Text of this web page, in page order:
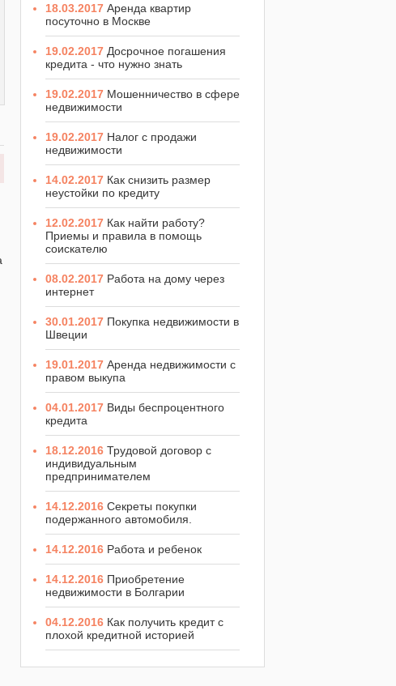
18.03.2017 Аренда квартир
посуточно в Москве
19.02.2017 Досрочное погашения
кредита - что нужно знать
19.02.2017 Мошенничество в сфере
недвижимости
19.02.2017 Налог с продажи
недвижимости
14.02.2017 Как снизить размер
неустойки по кредиту
12.02.2017 Как найти работу?
Приемы и правила в помощь
соискателю
08.02.2017 Работа на дому через
интернет
30.01.2017 Покупка недвижимости в
Швеции
19.01.2017 Аренда недвижимости с
правом выкупа
04.01.2017 Виды беспроцентного
кредита
18.12.2016 Трудовой договор с
индивидуальным
предпринимателем
14.12.2016 Секреты покупки
подержанного автомобиля.
14.12.2016 Работа и ребенок
14.12.2016 Приобретение
недвижимости в Болгарии
04.12.2016 Как получить кредит с
плохой кредитной историей